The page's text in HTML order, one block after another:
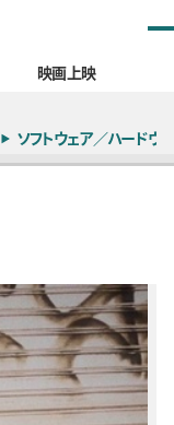
映画上映
ソフトウェア／ハードウ